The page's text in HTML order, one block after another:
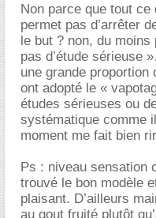
Non parce que tout ce
permet pas d’arrêter
le but ? non, du moins
pas d’étude sérieuse
une grande proportion
ont adopté le «
études sérieuses ou
systématique comme
moment me fait bien
Ps : niveau sensation
trouvé le bon modèle
plaisant. D’ailleurs
au gout fruité plutôt